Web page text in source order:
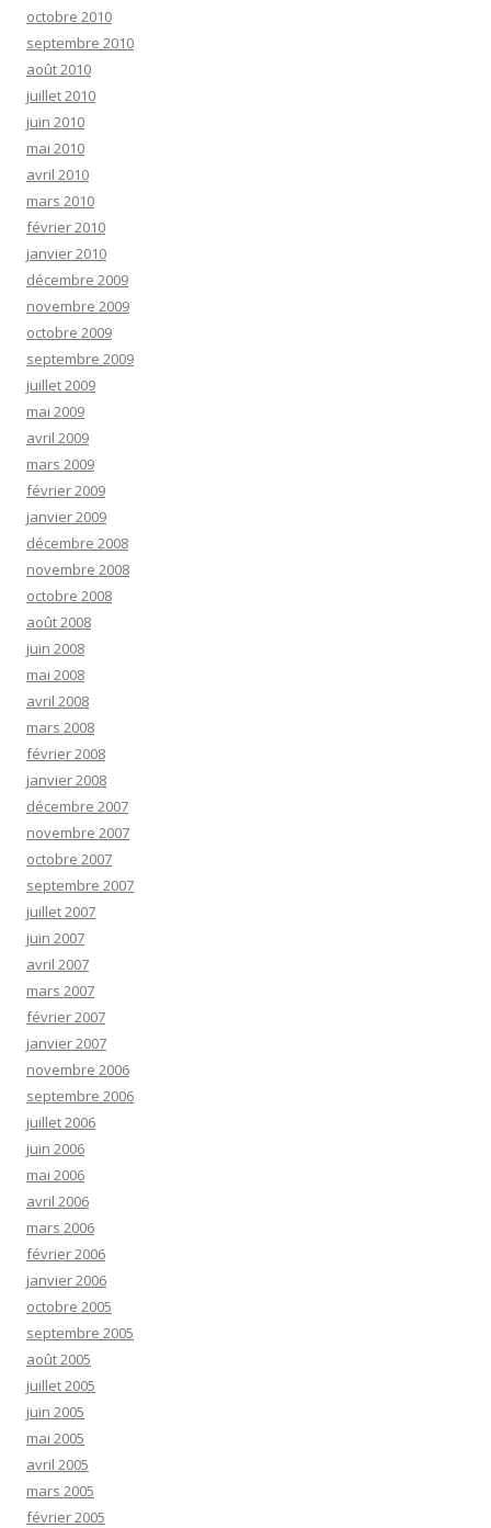
octobre 2010
septembre 2010
août 2010
juillet 2010
juin 2010
mai 2010
avril 2010
mars 2010
février 2010
janvier 2010
décembre 2009
novembre 2009
octobre 2009
septembre 2009
juillet 2009
mai 2009
avril 2009
mars 2009
février 2009
janvier 2009
décembre 2008
novembre 2008
octobre 2008
août 2008
juin 2008
mai 2008
avril 2008
mars 2008
février 2008
janvier 2008
décembre 2007
novembre 2007
octobre 2007
septembre 2007
juillet 2007
juin 2007
avril 2007
mars 2007
février 2007
janvier 2007
novembre 2006
septembre 2006
juillet 2006
juin 2006
mai 2006
avril 2006
mars 2006
février 2006
janvier 2006
octobre 2005
septembre 2005
août 2005
juillet 2005
juin 2005
mai 2005
avril 2005
mars 2005
février 2005